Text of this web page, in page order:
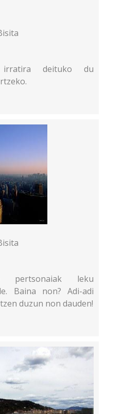
irratira deituko du
pertsonaiak leku
Baina non? Adi-adi
duzun non dauden!